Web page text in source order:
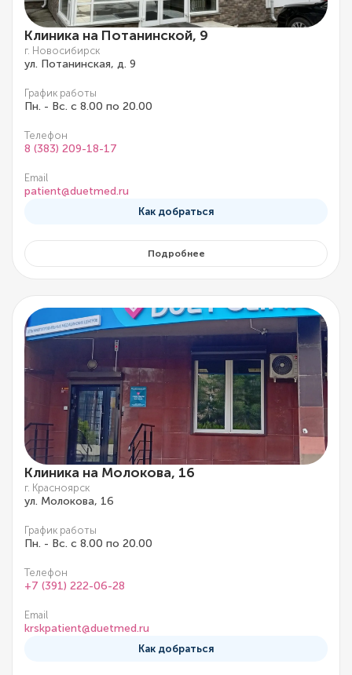
Клиника на Потанинской, 9
г. Новосибирск
ул. Потанинская, д. 9
График работы
Пн. - Вс. с 8.00 по 20.00
Телефон
8 (383) 209-18-17
Email
patient@duetmed.ru
Как добраться
Подробнее
Клиника на Молокова, 16
г. Красноярск
ул. Молокова, 16
График работы
Пн. - Вс. с 8.00 по 20.00
Телефон
+7 (391) 222-06-28
Email
krskpatient@duetmed.ru
Как добраться